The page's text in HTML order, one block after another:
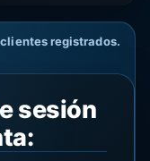
registrados.
sesión